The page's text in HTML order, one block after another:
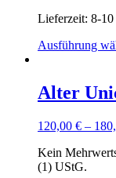
Lieferzeit: 8-10
Ausführung
Alter
120,00 € –
Kein
(1) UStG.